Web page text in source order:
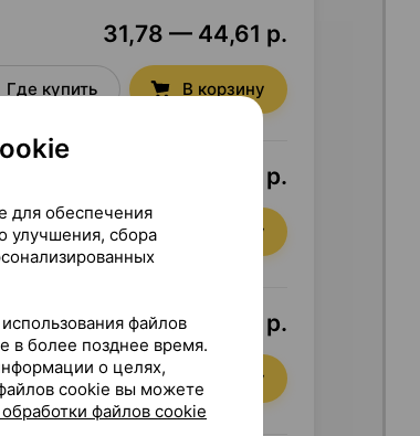
31,78 — 44,61 р.
Где купить В корзину
27,25 — 45,02 р.
Где купить В корзину
10,22 — 25,30 р.
Где купить В корзину
для обеспечения
улучшения, сбора
файлов
в более позднее время.
о целях,
cookie вы можете
файлов cookie